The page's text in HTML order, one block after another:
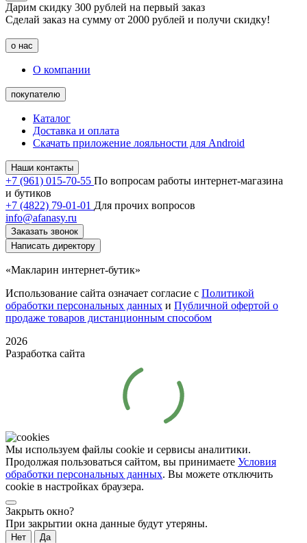
Дарим скидку 300 рублей на первый заказ
Сделай заказ на сумму от 2000 рублей и получи скидку!
о нас
О компании
покупателю
Каталог
Доставка и оплата
Скачать приложение лояльности для Android
Наши контакты
+7 (961) 015-70-55 По вопросам работы интернет-магазина
и бутиков
+7 (4822) 79-01-01 Для прочих вопросов
info@afanasy.ru
Заказать звонок
Написать директору
«Макларин интернет-бутик»
Использование сайта означает согласие с Политикой
обработки персональных данных и Публичной офертой о
продаже товаров дистанционным способом
2026
Разработка сайта
Мы используем файлы cookie и сервисы аналитики.
Продолжая пользоваться сайтом, вы принимаете Условия
обработки персональных данных. Вы можете отключить
cookie в настройках браузера.
Закрыть окно?
При закрытии окна данные будут утеряны.
Нет Да